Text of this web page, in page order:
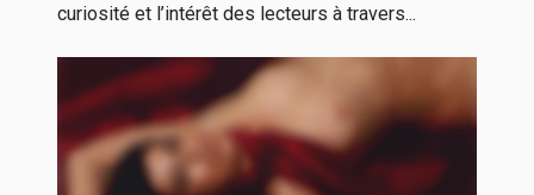
curiosité et l’intérêt des lecteurs à travers...